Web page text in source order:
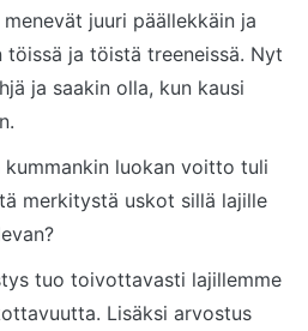
juuri päällekkäin ja
töissä ja töistä treeneissä. Nyt
ja saakin olla, kun kausi
luokan voitto tuli
merkitystä uskot sillä lajille
tuo toivottavasti lajillemme
Lisäksi arvostus